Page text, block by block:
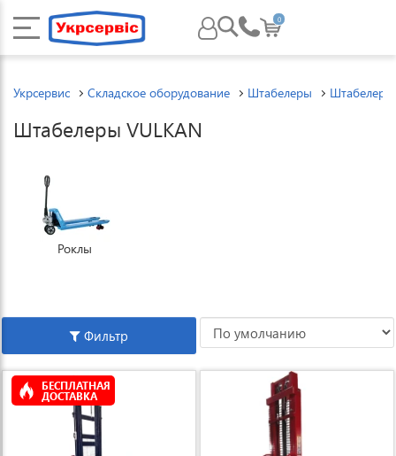
0
Укрсервис Складское оборудование Штабелеры Штабелеры
Штабелеры VULKAN
Роклы
Фильтр
БЕСПЛАТНАЯ
ДОСТАВКА